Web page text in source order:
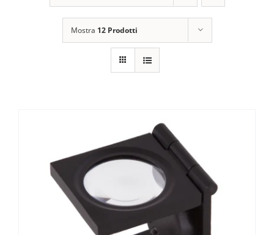
Mostra 12 Prodotti